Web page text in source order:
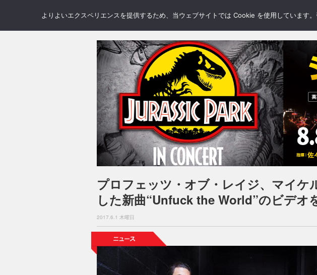
NEWS REVIEWS GALLERY BLOGS FEATURE
プロフェッツ・オブ・レイジ、マイケ
した新曲“Unfuck the World”のビデオ
2017.6.1 木曜日
よりよいエクスペリエンスを提供するため、当ウェブサイトでは Cookie を使用しています